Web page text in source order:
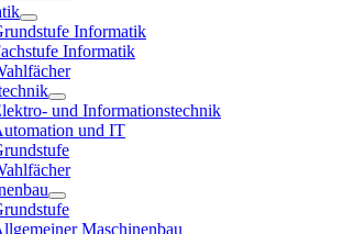
Informatik
Informatik
und Informationstechnik
und IT
Maschinenbau